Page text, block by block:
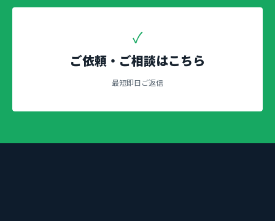
✓
ご依頼・ご相談はこちら
最短即日ご返信